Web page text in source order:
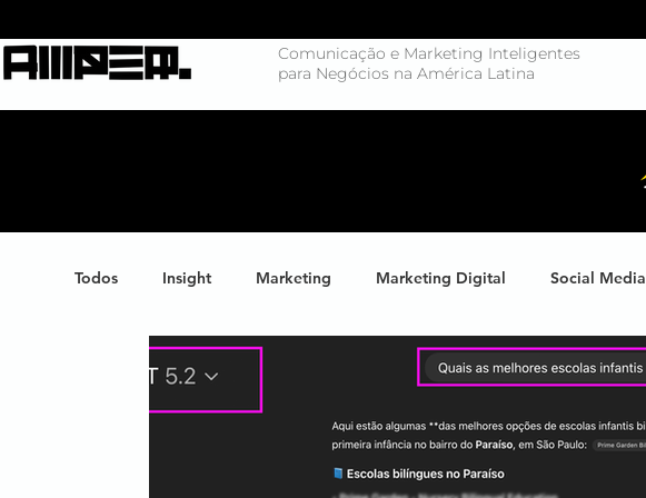
Comunicação e Marketing Inteligentes
para Negócios na América Latina
Todos Insight Marketing Marketing Digital Social Media
Negócios Highlights Learning
Inteligência Artificial Endomarketing